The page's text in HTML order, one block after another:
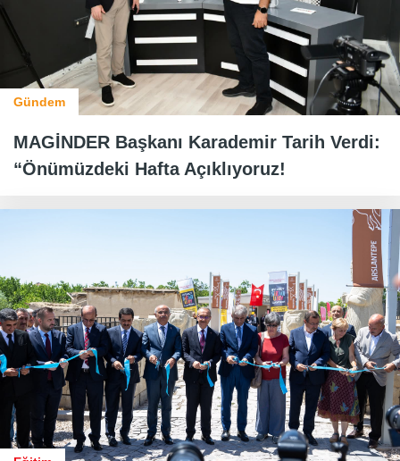
Gündem
MAGİNDER Başkanı Karademir Tarih Verdi:
“Önümüzdeki Hafta Açıklıyoruz!